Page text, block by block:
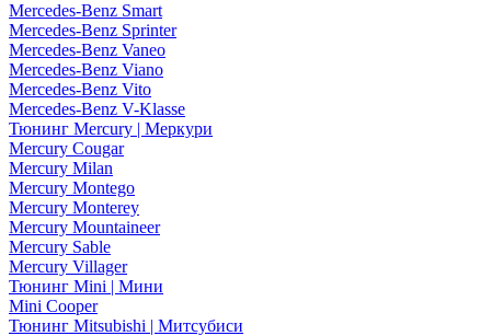
Mercedes-Benz Smart
Mercedes-Benz Sprinter
Mercedes-Benz Vaneo
Mercedes-Benz Viano
Mercedes-Benz Vito
Mercedes-Benz V-Klasse
Тюнинг Mercury | Меркури
Mercury Cougar
Mercury Milan
Mercury Montego
Mercury Monterey
Mercury Mountaineer
Mercury Sable
Mercury Villager
Тюнинг Mini | Мини
Mini Cooper
Тюнинг Mitsubishi | Митсубиси